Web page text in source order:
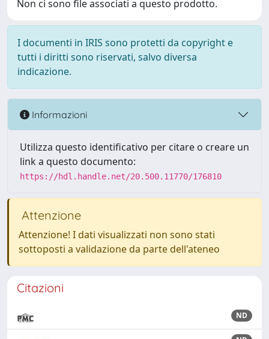
Non ci sono file associati a questo prodotto.
I documenti in IRIS sono protetti da copyright e
tutti i diritti sono riservati, salvo diversa
indicazione.
Informazioni
Utilizza questo identificativo per citare o creare un
link a questo documento:
https://hdl.handle.net/20.500.11770/176810
Attenzione
Attenzione! I dati visualizzati non sono stati
sottoposti a validazione da parte dell'ateneo
Citazioni
ND